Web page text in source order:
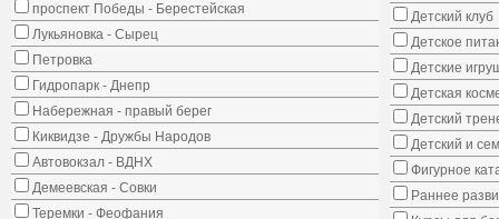
проспект Победы - Берестейская
Лукьяновка - Сырец
Петровка
Гидропарк - Днепр
Набережная - правый берег
Киквидзе - Дружбы Народов
Автовокзал - ВДНХ
Демеевская - Совки
Теремки - Феофания
Детский клуб
Детское
Детские
Детская
Детский
Детский и
Фигурное
Раннее